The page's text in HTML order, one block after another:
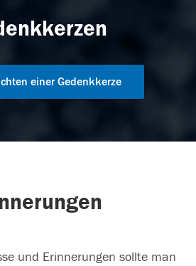
einer Gedenkkerze
und Erinnerungen sollte man